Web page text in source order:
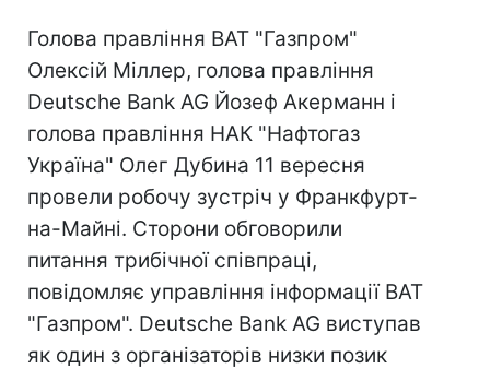
Голова правління ВАТ "Газпром"
Олексій Міллер, голова правління
Deutsche Bank AG Йозеф Акерманн і
голова правління НАК "Нафтогаз
Україна" Олег Дубина 11 вересня
провели робочу зустріч у Франкфурт-
на-Майні. Сторони обговорили
питання трибічної співпраці,
повідомляє управління інформації ВАТ
"Газпром". Deutsche Bank AG виступав
як один з організаторів низки позик